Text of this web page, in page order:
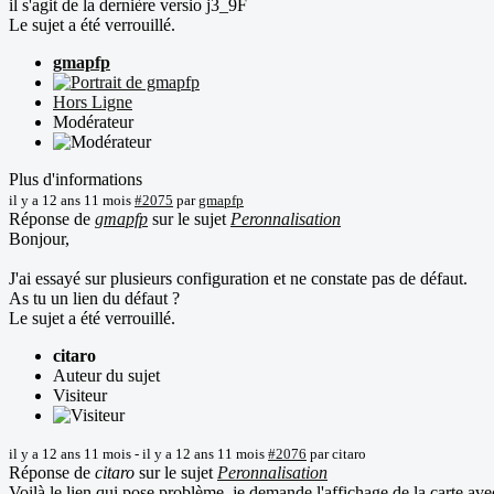
il s'agit de la dernière versio j3_9F
Le sujet a été verrouillé.
gmapfp
Hors Ligne
Modérateur
Plus d'informations
il y a 12 ans 11 mois #2075 pargmapfp
Réponse de gmapfp sur le sujet Peronnalisation
Bonjour,
J'ai essayé sur plusieurs configuration et ne constate pas de défaut.
As tu un lien du défaut ?
Le sujet a été verrouillé.
citaro
Auteur du sujet
Visiteur
il y a 12 ans 11 mois - il y a 12 ans 11 mois #2076 parcitaro
Réponse de citaro sur le sujet Peronnalisation